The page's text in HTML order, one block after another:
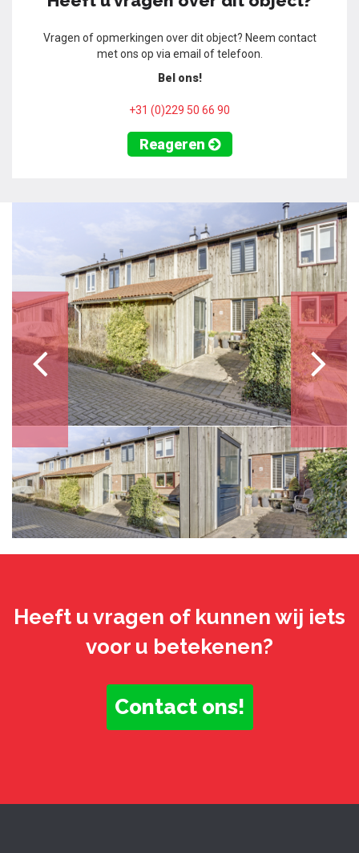
Vragen of opmerkingen over dit object? Neem contact
met ons op via email of telefoon.
Bel ons!
+31 (0)229 50 66 90
Reageren
Heeft u vragen of kunnen wij iets
voor u betekenen?
Contact ons!